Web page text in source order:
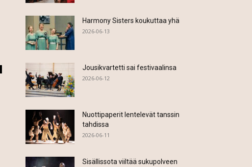
Harmony Sisters koukuttaa yhä
2026-06-13
Jousikvartetti sai festivaalinsa
2026-06-12
Nuottipaperit lentelevät tanssin
tahdissa
2026-06-11
Sisällissota viiltää sukupolveen